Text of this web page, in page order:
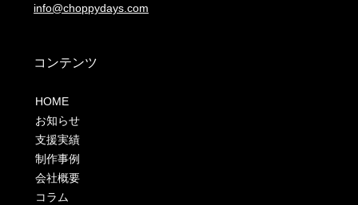
info@choppydays.com
コンテンツ
HOME
お知らせ
支援実績
制作事例
会社概要
コラム